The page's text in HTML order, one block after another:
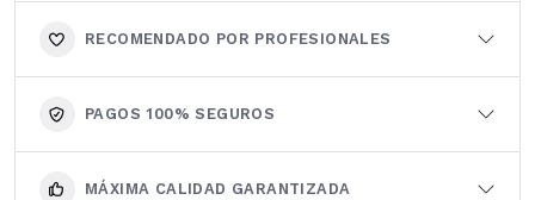
RECOMENDADO POR PROFESIONALES
PAGOS 100% SEGUROS
MÁXIMA CALIDAD GARANTIZADA